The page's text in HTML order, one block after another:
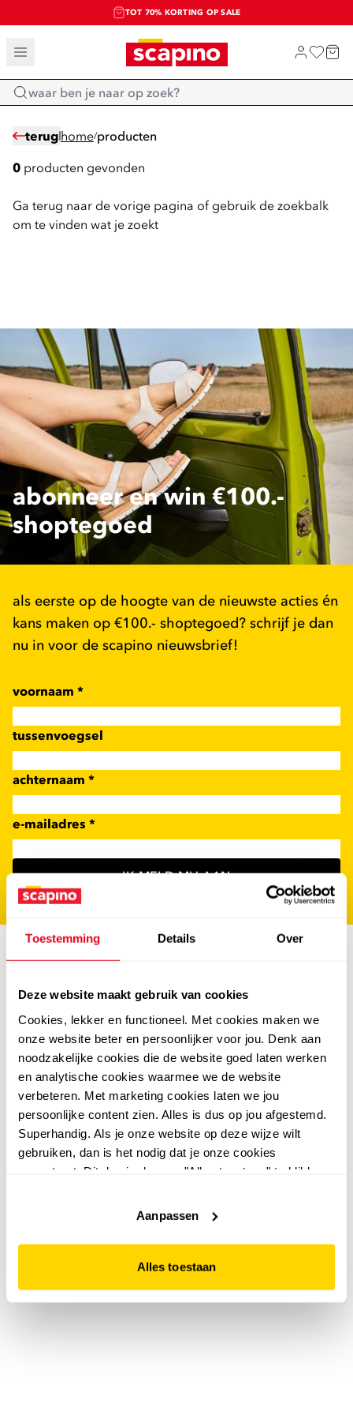
Toestemming Details Over
Deze website maakt gebruik van cookies
Cookies, lekker en functioneel. Met cookies maken we
onze website beter en persoonlijker voor jou. Denk aan
noodzakelijke cookies die de website goed laten werken
en analytische cookies waarmee we de website
verbeteren. Met marketing cookies laten we jou
persoonlijke content zien. Alles is dus op jou afgestemd.
Superhandig. Als je onze website op deze wijze wilt
gebruiken, dan is het nodig dat je onze cookies
accepteert. Dit doe je door op "Alles toestaan" te klikken.
website niet optimaal functioneert.
Aanpassen
Alles toestaan
TOT 70% KORTING OP SALE
SALE: LAATSTE KANS!
SHOP NIEUW
Home
terug home/producten
0 producten gevonden
Ga terug naar de vorige pagina of gebruik de zoekbalk
om te vinden wat je zoekt
abonneer en win €100.-
shoptegoed
als eerste op de hoogte van de nieuwste acties én
kans maken op €100.- shoptegoed? schrijf je dan
nu in voor de scapino nieuwsbrief!
voornaam *
tussenvoegsel
achternaam *
e-mailadres *
IK MELD MIJ AAN